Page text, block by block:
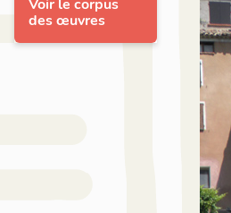
Voir le corpus
des œuvres